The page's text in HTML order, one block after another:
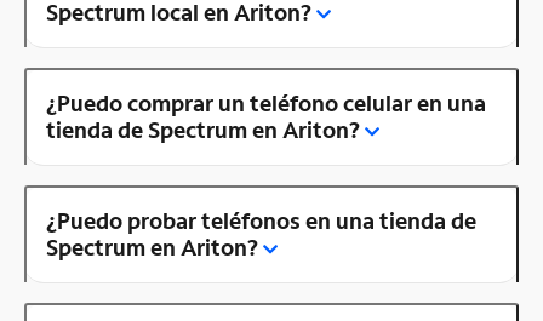
Spectrum local en Ariton?
¿Puedo comprar un teléfono celular en una
tienda de Spectrum en Ariton?
¿Puedo probar teléfonos en una tienda de
Spectrum en Ariton?